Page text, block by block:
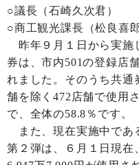
○議長（石崎久次君）
○商工観光課長（松良
昨年９月１日から実施
券は、市内501の登録店
れました。そのうち共通
舗を除く472店舗で使用
で、全体の58.8％です。
また、現在実施中であ
第２弾は、６月１日現在